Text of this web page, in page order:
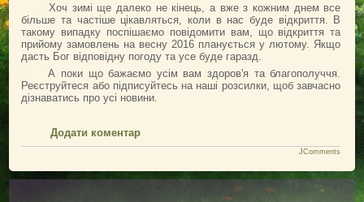
Хоч зимі ще далеко не кінець, а вже з кожним днем все
більше та частіше цікавляться, коли в нас буде відкриття. В
такому випадку поспішаємо повідомити вам, що відкриття та
прийому замовлень на весну 2016 планується у лютому. Якщо
дасть Бог відповідну погоду та усе буде гаразд.
А поки що бажаємо усім вам здоров'я та благополуччя.
Реєструйтеся або підписуйтесь на наші розсилки, щоб завчасно
дізнаватись про усі новини.
Додати коментар
JComments